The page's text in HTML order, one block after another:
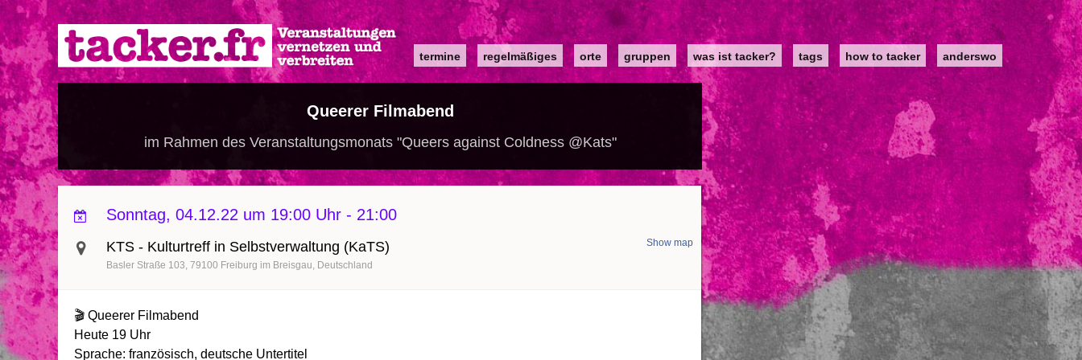
Direkt
zum
Inhalt
Main
navigation
termine regelmäßiges orte gruppen was ist tacker? tags how to tacker anderswo
Queerer Filmabend
im Rahmen des Veranstaltungsmonats "Queers against Coldness @Kats"
Sonntag, 04.12.22 um 19:00 Uhr - 21:00
KTS - Kulturtreff in Selbstverwaltung (KaTS)
Basler Straße 103 79100 Freiburg im Breisgau Deutschland
Show map
🎬 Queerer Filmabend
Heute 19 Uhr
Sprache: französisch, deutsche Untertitel